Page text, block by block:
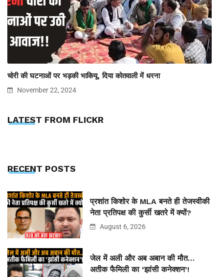
चोरी की घटनाओं पर भड़की भाकियू, दिया कोतवाली में धरना
November 22, 2024
LATEST FROM FLICKR
RECENT POSTS
प्रशांत किशोर के MLA बनते ही तेजस्वीकी
नेता प्रतिपक्ष की कुर्सी खतरे में क्यों?
August 6, 2026
जेल में अली और अब अबान की मौत…
अतीक फैमिली का ‘झांसी कनेक्शन’!